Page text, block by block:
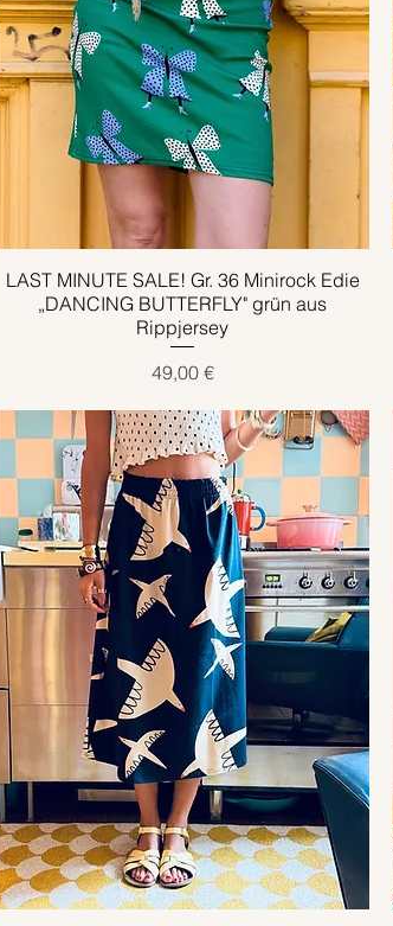
Schnellansicht
LAST MINUTE SALE! Gr. 36 Minirock Edie
„DANCING BUTTERFLY" grün aus
Rippjersey
Preis
49,00 €